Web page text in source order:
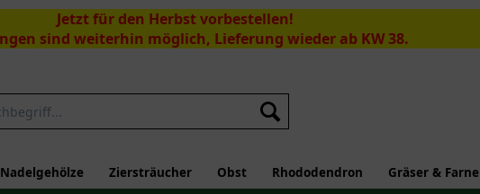
Jetzt für den Herbst vorbestellen!
sind weiterhin möglich, Lieferung wieder ab KW 38.
Suchen
Ziersträucher Obst Rhododendron Gräser & Farne